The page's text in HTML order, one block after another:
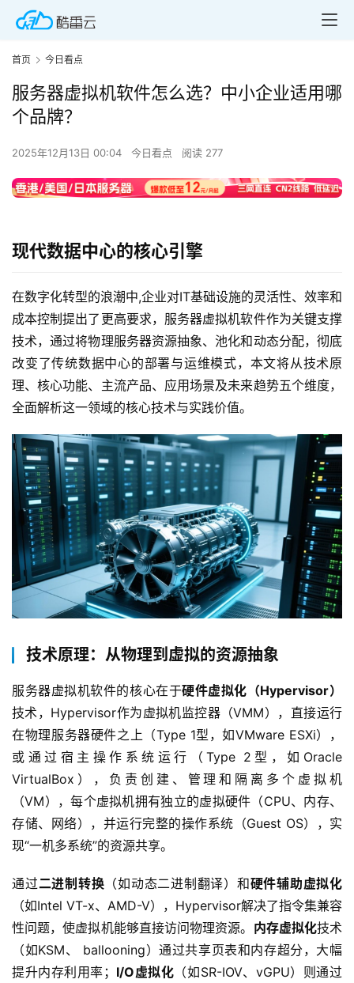
首页 今日看点
服务器虚拟机软件怎么选？中小企业适用哪
个品牌？
2025年12月13日 00:04 今日看点 阅读 277
现代数据中心的核心引擎
在数字化转型的浪潮中,企业对IT基础设施的灵活性、效率和
成本控制提出了更高要求，服务器虚拟机软件作为关键支撑
技术，通过将物理服务器资源抽象、池化和动态分配，彻底
改变了传统数据中心的部署与运维模式，本文将从技术原
理、核心功能、主流产品、应用场景及未来趋势五个维度，
全面解析这一领域的核心技术与实践价值。
技术原理：从物理到虚拟的资源抽象
服务器虚拟机软件的核心在于硬件虚拟化（Hypervisor）
技术，Hypervisor作为虚拟机监控器（VMM），直接运行
在物理服务器硬件之上（Type 1型，如VMware ESXi），
或通过宿主操作系统运行（Type 2型，如Oracle
VirtualBox），负责创建、管理和隔离多个虚拟机
（VM），每个虚拟机拥有独立的虚拟硬件（CPU、内存、
存储、网络），并运行完整的操作系统（Guest OS），实
现“一机多系统”的资源共享。
通过二进制转换 （如动态二进制翻译）和硬件辅助虚拟化
（如Intel VT-x、AMD-V），Hypervisor解决了指令集兼容
性问题，使虚拟机能够直接访问物理资源。 内存虚拟化技术
（如KSM、 ballooning）通过共享页表和内存超分，大幅
提升内存利用率； I/O虚拟化 （如SR-IOV、vGPU）则通过